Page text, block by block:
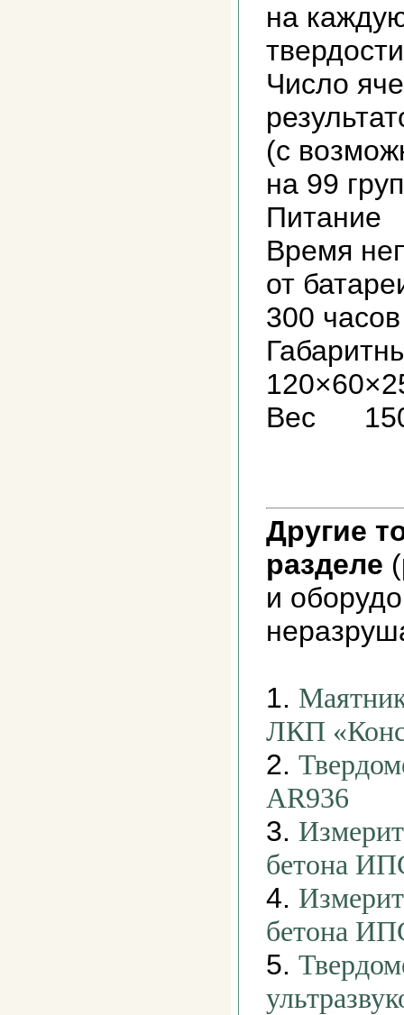
на
Число
(с
на 99
Питание
Время
от
300 часов
Вес
Другие
разделе
и
1.
ЛКП
2.
AR936
3.
бетона
4.
бетона
5.